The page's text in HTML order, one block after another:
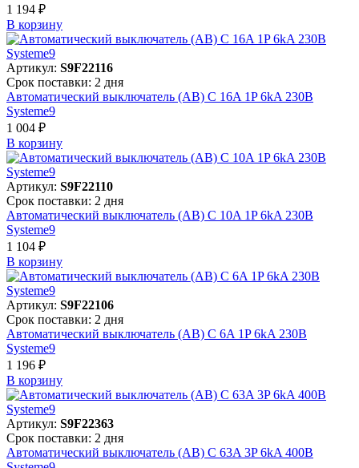
1 194 ₽
В корзинy
Артикул: S9F22116
Срок поставки: 2 дня
Автоматический выключатель (АВ) C 16A 1P 6kA 230В
Systeme9
1 004 ₽
В корзинy
Артикул: S9F22110
Срок поставки: 2 дня
Автоматический выключатель (АВ) C 10A 1P 6kA 230В
Systeme9
1 104 ₽
В корзинy
Артикул: S9F22106
Срок поставки: 2 дня
Автоматический выключатель (АВ) C 6A 1P 6kA 230В
Systeme9
1 196 ₽
В корзинy
Артикул: S9F22363
Срок поставки: 2 дня
Автоматический выключатель (АВ) C 63A 3P 6kA 400В